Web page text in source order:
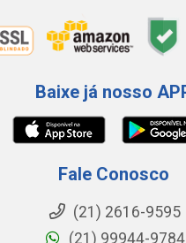
Baixe já nosso
Fale Conosco
(21) 2616-9595
(21) 99944-9784